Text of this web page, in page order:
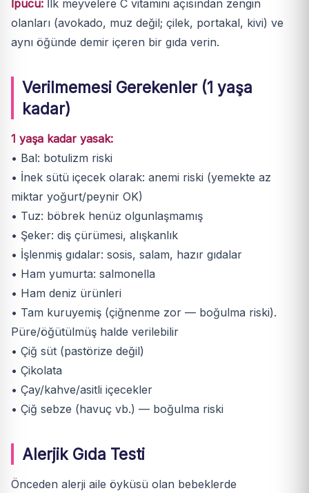
İpucu: İlk meyvelere C vitamini açısından zengin
olanları (avokado, muz değil; çilek, portakal, kivi) ve
aynı öğünde demir içeren bir gıda verin.
Verilmemesi Gerekenler (1 yaşa
kadar)
1 yaşa kadar yasak:
• Bal: botulizm riski
• İnek sütü içecek olarak: anemi riski (yemekte az
miktar yoğurt/peynir OK)
• Tuz: böbrek henüz olgunlaşmamış
• Şeker: diş çürümesi, alışkanlık
• İşlenmiş gıdalar: sosis, salam, hazır gıdalar
• Ham yumurta: salmonella
• Ham deniz ürünleri
• Tam kuruyemiş (çiğnenme zor — boğulma riski).
Püre/öğütülmüş halde verilebilir
• Çiğ süt (pastörize değil)
• Çikolata
• Çay/kahve/asitli içecekler
• Çiğ sebze (havuç vb.) — boğulma riski
Alerjik Gıda Testi
Önceden alerji aile öyküsü olan bebeklerde